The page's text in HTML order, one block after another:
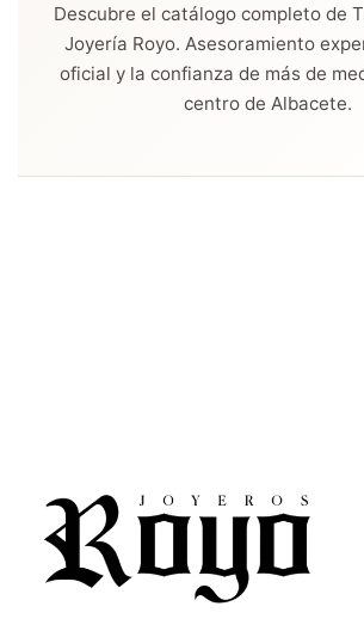
Descubre el catálogo completo de
Joyería Royo. Asesoramiento
oficial y la confianza de más de
centro de Albacete.